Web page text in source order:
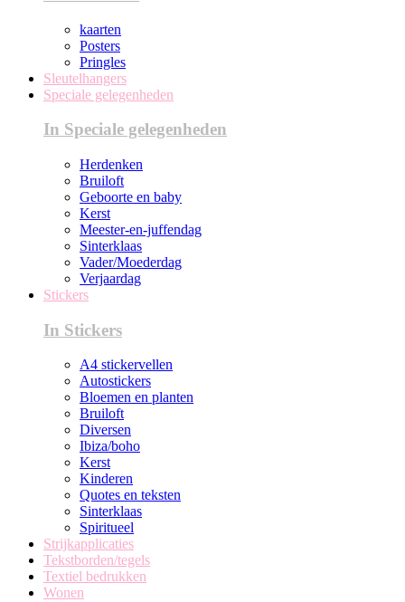
kaarten
Posters
Pringles
Sleutelhangers
Speciale gelegenheden
In Speciale gelegenheden
Herdenken
Bruiloft
Geboorte en baby
Kerst
Meester-en-juffendag
Sinterklaas
Vader/Moederdag
Verjaardag
Stickers
In Stickers
A4 stickervellen
Autostickers
Bloemen en planten
Bruiloft
Diversen
Ibiza/boho
Kerst
Kinderen
Quotes en teksten
Sinterklaas
Spiritueel
Strijkapplicaties
Tekstborden/tegels
Textiel bedrukken
Wonen